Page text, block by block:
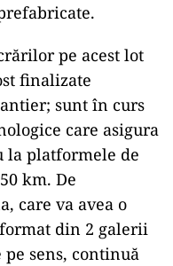
pe acest lot
finalizate
sunt în curs
care asigura
la platformele de
km. De
care va avea o
din 2 galerii
sens, continuă